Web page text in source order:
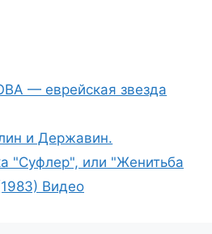
— еврейская звезда
и Державин.
"Суфлер", или "Женитьба
Видео